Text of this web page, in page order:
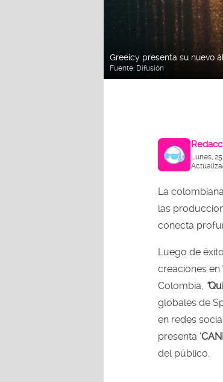
Greeicy presenta su nuevo
Fuente: Difusión
Lunes,
La colombiana
las
conecta
Luego de
creaciones en
Colombia, “
globales de
en redes
presenta ‘
del público.